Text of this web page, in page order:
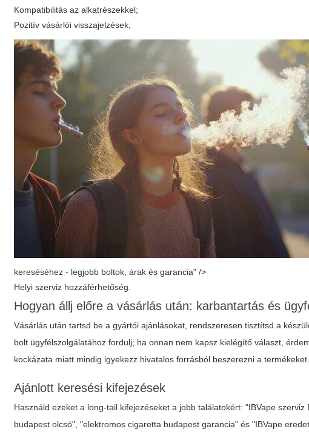
Kompatibilitás az alkatrészekkel;
Pozitív vásárlói visszajelzések;
kereséséhez - legjobb boltok, árak és garancia" />
Helyi szerviz hozzáférhetőség.
Hogyan állj előre a vásárlás után: karbantartás és
Vásárlás után tartsd be a gyártói ajánlásokat, rendszeresen tisztítsd a
bolt ügyfélszolgálatához fordulj; ha onnan nem kapsz kielégítő választ,
kockázata miatt mindig igyekezz hivatalos forrásból beszerezni a termékeket.
Ajánlott keresési kifejezések
Használd ezeket a long-tail kifejezéseket a jobb találatokért: "IBVape
budapest olcsó", "elektromos cigaretta budapest garancia" és "IBVape